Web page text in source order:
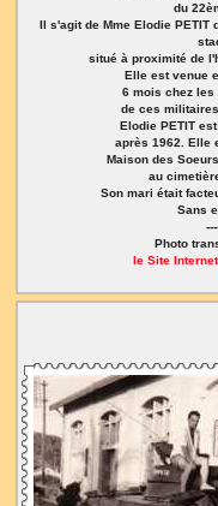
du
Il s'agit de Mme Elodie
situé à proximité de
Elle est venue
6 mois chez les
de ces militaires
Elodie PETIT
après 1962. Elle
Maison des
au
Son mari était
Sans
Photo
le Site